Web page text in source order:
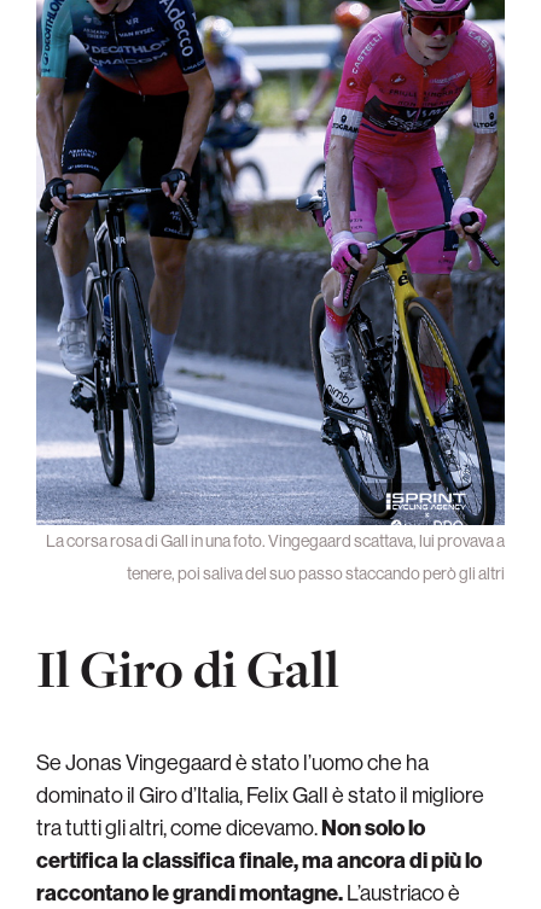
La corsa rosa di Gall in una foto. Vingegaard scattava, lui provava a
tenere, poi saliva del suo passo staccando però gli altri
Il Giro di Gall
Se Jonas Vingegaard è stato l’uomo che ha
dominato il Giro d’Italia, Felix Gall è stato il migliore
tra tutti gli altri, come dicevamo.Non solo lo
certifica la classifica finale, ma ancora di più lo
raccontano le grandi montagne.L’austriaco è